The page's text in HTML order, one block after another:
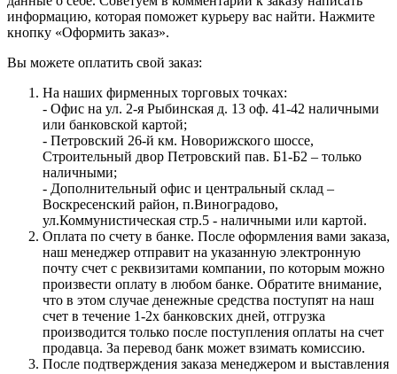
информацию, которая поможет курьеру вас найти. Нажмите
кнопку «Оформить заказ».
Вы можете оплатить свой заказ:
На наших фирменных торговых точках:
- Офис на ул. 2-я Рыбинская д. 13 оф. 41-42 наличными
или банковской картой;
- Петровский 26-й км. Новорижского шоссе,
Строительный двор Петровский пав. Б1-Б2 – только
наличными;
- Дополнительный офис и центральный склад –
Воскресенский район, п.Виноградово,
ул.Коммунистическая стр.5 - наличными или картой.
Оплата по счету в банке. После оформления вами заказа,
наш менеджер отправит на указанную электронную
почту счет с реквизитами компании, по которым можно
произвести оплату в любом банке. Обратите внимание,
что в этом случае денежные средства поступят на наш
счет в течение 1-2х банковских дней, отгрузка
производится только после поступления оплаты на счет
продавца. За перевод банк может взимать комиссию.
После подтверждения заказа менеджером и выставления